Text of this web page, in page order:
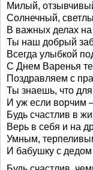
Милый,
Солнечный,
В важных делах
Ты наш добрый
Всегда улыбкой
С Днем Варенья
Поздравляем с
Ты знаешь, что
И уж если ворчим
Будь счастлив в
Верь в себя и на
Умным,
И бабушку с